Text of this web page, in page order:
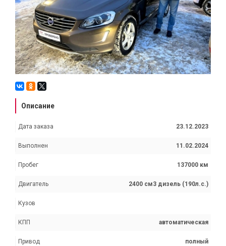
Описание
Дата заказа 23.12.2023
Выполнен 11.02.2024
Пробег 137000 км
Двигатель 2400 см3 дизель (190л.с.)
Кузов
КПП автоматическая
Привод полный